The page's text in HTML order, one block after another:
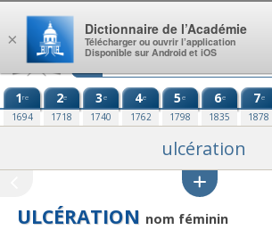
Aller au contenu
1re
1694
2e
1718
3e
1740
4e
1762
5e
1798
6e
1835
7e
1878
ulcération
ULCÉRATION nom féminin
×
Dictionnaire de l’Académie
Télécharger ou ouvrir l’application
Disponible sur Android et iOS